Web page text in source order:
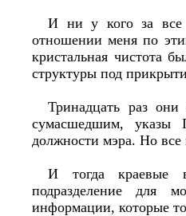
И ни у кого за все
отношении меня по
кристальная чистота
структуры под
Тринадцать раз
сумасшедшим, указы
должности мэра. Но
И тогда краевые
подразделение для
информации, которые